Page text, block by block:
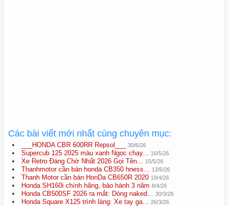
Các bài viết mới nhất cùng chuyên mục:
___HONDA CBR 600RR Repsol___ 30/6/26
Supercub 125 2025 màu xanh Ngọc chạy... 16/5/26
Xe Retro Đáng Chờ Nhất 2026 Gọi Tên... 15/5/26
Thanhmotor cần bán honda CB350 hness... 13/5/26
Thanh Motor cần bán HonDa CB650R 2020 19/4/26
Honda SH160i chính hãng, bảo hành 3 năm 8/4/26
Honda CB500SF 2026 ra mắt: Dòng naked... 30/3/26
Honda Square X125 trình làng: Xe tay ga... 26/3/26